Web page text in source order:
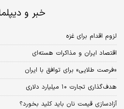
خبر و
لزوم اقدام برای غزه
اقتصاد ایران و مذاکرات هسته‌ای
«فرصت طلایی» برای توافق با ایران
هدف‌گذاری تجارت ۱۰ میلیارد دلاری
آزادسازی قیمت نان باید کلید بخورد؟